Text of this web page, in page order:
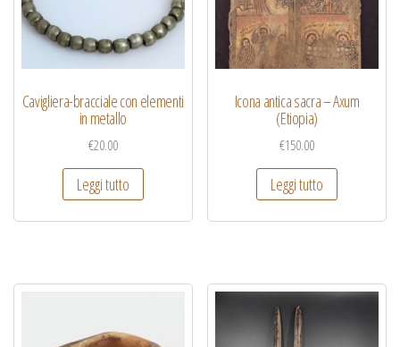
Cavigliera-bracciale con elementi
in metallo
€20.00
Leggi tutto
Icona antica sacra – Axum
(Etiopia)
€150.00
Leggi tutto